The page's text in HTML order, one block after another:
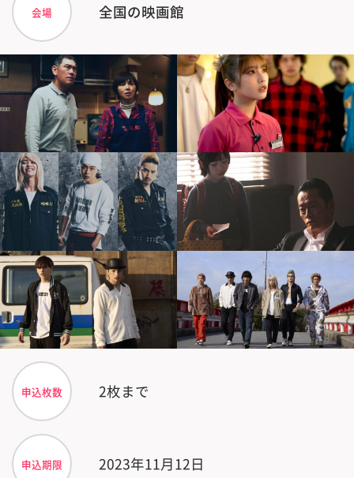
会場 全国の映画館
申込枚数 2枚まで
申込期限 2023年11月12日